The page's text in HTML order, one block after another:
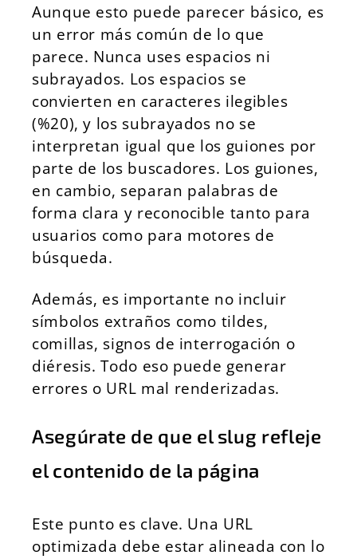
Aunque esto puede parecer básico, es
un error más común de lo que
parece. Nunca uses espacios ni
subrayados. Los espacios se
convierten en caracteres ilegibles
(%20), y los subrayados no se
interpretan igual que los guiones por
parte de los buscadores. Los guiones,
en cambio, separan palabras de
forma clara y reconocible tanto para
usuarios como para motores de
búsqueda.
Además, es importante no incluir
símbolos extraños como tildes,
comillas, signos de interrogación o
diéresis. Todo eso puede generar
errores o URL mal renderizadas.
Asegúrate de que el slug refleje
el contenido de la página
Este punto es clave. Una URL
optimizada debe estar alineada con lo